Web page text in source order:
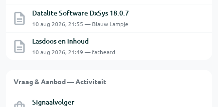
Datalite Software DxSys 18.0.7
10 aug 2026, 21:55 — Blauw Lampje
Lasdoos en inhoud
10 aug 2026, 21:49 — fatbeard
Vraag & Aanbod — Activiteit
Signaalvolger